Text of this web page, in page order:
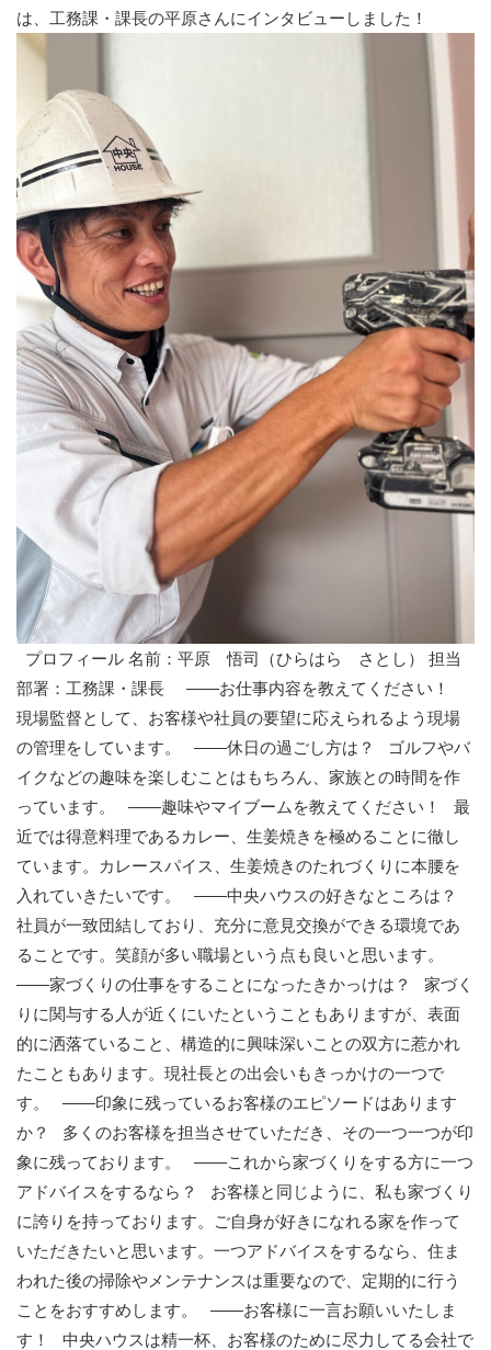
は、工務課・課長の平原さんにインタビューしました！
プロフィール 名前：平原 悟司（ひらはら さとし） 担当
部署：工務課・課長 ——お仕事内容を教えてください！
現場監督として、お客様や社員の要望に応えられるよう現場
の管理をしています。 ——休日の過ごし方は？ ゴルフやバ
イクなどの趣味を楽しむことはもちろん、家族との時間を作
っています。 ——趣味やマイブームを教えてください！ 最
近では得意料理であるカレー、生姜焼きを極めることに徹し
ています。カレースパイス、生姜焼きのたれづくりに本腰を
入れていきたいです。 ——中央ハウスの好きなところは？
社員が一致団結しており、充分に意見交換ができる環境であ
ることです。笑顔が多い職場という点も良いと思います。
——家づくりの仕事をすることになったきかっけは？ 家づく
りに関与する人が近くにいたということもありますが、表面
的に洒落ていること、構造的に興味深いことの双方に惹かれ
たこともあります。現社長との出会いもきっかけの一つで
す。 ——印象に残っているお客様のエピソードはあります
か？ 多くのお客様を担当させていただき、その一つ一つが印
象に残っております。 ——これから家づくりをする方に一つ
アドバイスをするなら？ お客様と同じように、私も家づくり
に誇りを持っております。ご自身が好きになれる家を作って
いただきたいと思います。一つアドバイスをするなら、住ま
われた後の掃除やメンテナンスは重要なので、定期的に行う
ことをおすすめします。 ——お客様に一言お願いいたしま
す！ 中央ハウスは精一杯、お客様のために尽力してる会社で